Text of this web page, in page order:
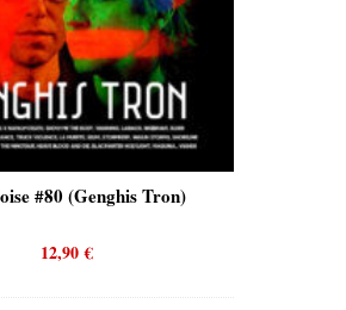
#80 (Genghis Tron)
12,90€